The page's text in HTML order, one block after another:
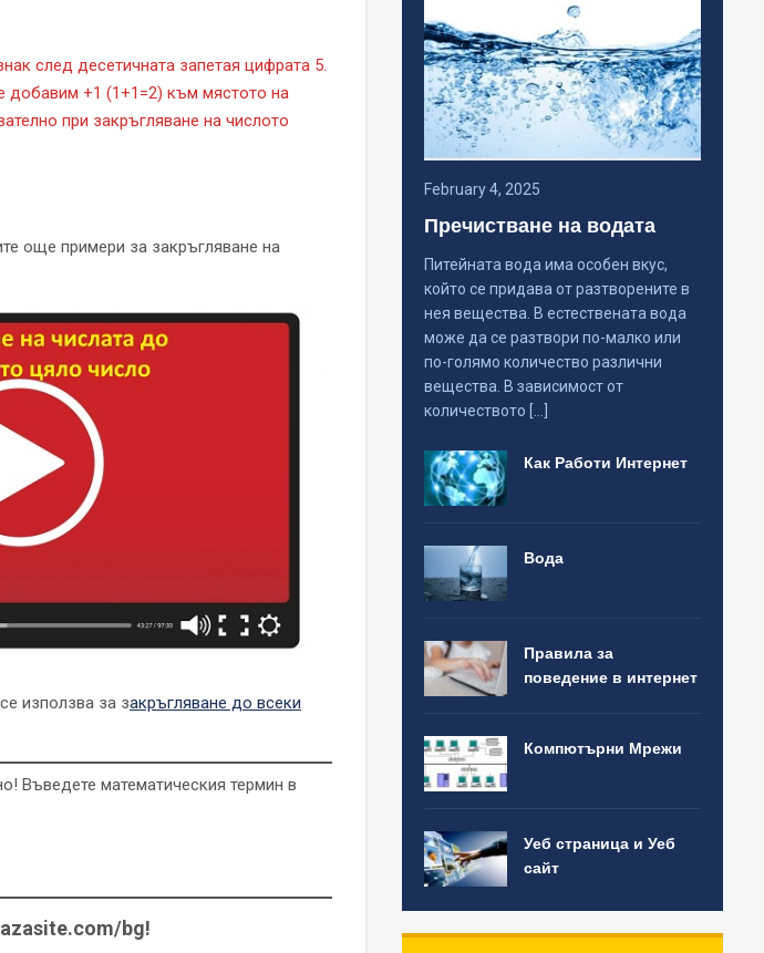
след десетичната запетая цифрата 5.
добавим +1 (1+1=2) към мястото на
при закръгляване на числото
още примери за закръгляване на
използва за закръгляване до всеки
Въведете математическия термин в
bg!
February 4, 2025
Пречистване на водата
Питейната вода има особен вкус,
който се придава от разтворените в
нея вещества. В естествената вода
може да се разтвори по-малко или
по-голямо количество различни
вещества. В зависимост от
количеството […]
Как Работи Интернет
Вода
Правила за
поведение в интернет
Компютърни Мрежи
Уеб страница и Уеб
сайт